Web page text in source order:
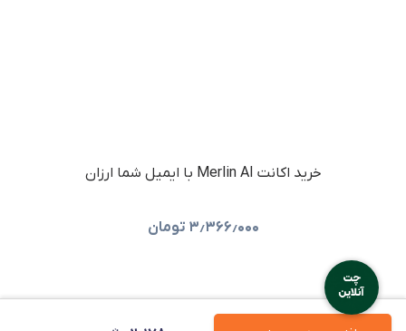
خرید اکانت Merlin AI با ایمیل شما ارزان
۳٫۳۶۶٫۰۰۰ تومان